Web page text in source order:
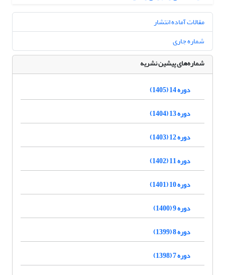
مقالات آماده انتشار
شماره جاری
شماره‌های پیشین نشریه
دوره 14 (1405)
دوره 13 (1404)
دوره 12 (1403)
دوره 11 (1402)
دوره 10 (1401)
دوره 9 (1400)
دوره 8 (1399)
دوره 7 (1398)